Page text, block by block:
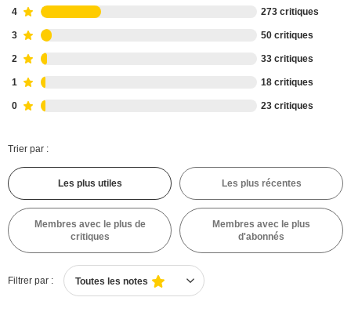
4 273 critiques
3 50 critiques
2 33 critiques
1 18 critiques
0 23 critiques
Trier par :
Les plus utiles Les plus récentes
Membres avec le plus de
critiques
Membres avec le plus
d'abonnés
Filtrer par : Toutes les notes